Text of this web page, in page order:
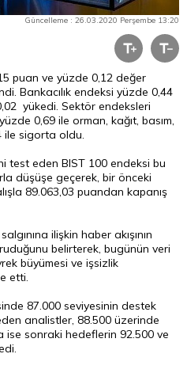
Güncelleme : 26.03.2020 Perşembe 13:20
puan ve yüzde 0,12 değer
Bankacılık endeksi yüzde 0,44
yükedi. Sektör endeksleri
0,69 ile orman, kağıt, basım,
ile sigorta oldu.
test eden BIST 100 endeksi bu
düşüşe geçerek, bir önceki
89.063,03 puandan kapanış
ilişkin haber akışının
belirterek, bugünün veri
büyümesi ve işsizlik
etti.
87.000 seviyesinin destek
analistler, 88.500 üzerinde
ise sonraki hedeflerin 92.500 ve